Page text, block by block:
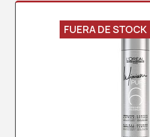
FUERA DE STOCK